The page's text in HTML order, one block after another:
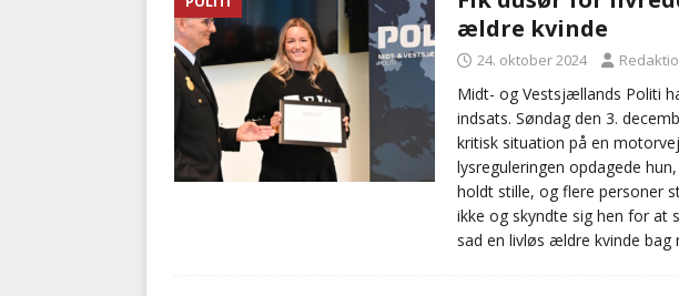
ældre kvinde
24. oktober 2024
Midt- og Vestsjællands Politi
indsats. Søndag den 3.
kritisk situation på en
lysreguleringen opdagede
holdt stille, og flere personer
ikke og skyndte sig hen for at
sad en livløs ældre kvinde bag